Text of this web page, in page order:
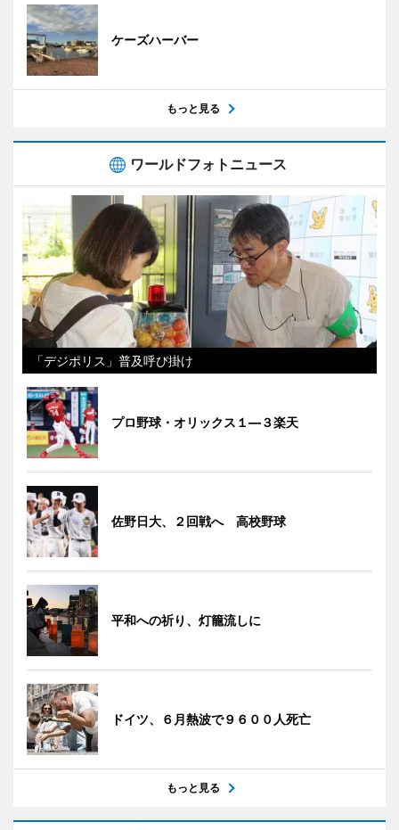
ケーズハーバー
もっと見る
ワールドフォトニュース
「デジポリス」普及呼び掛け
プロ野球・オリックス１―３楽天
佐野日大、２回戦へ 高校野球
平和への祈り、灯籠流しに
ドイツ、６月熱波で９６００人死亡
もっと見る